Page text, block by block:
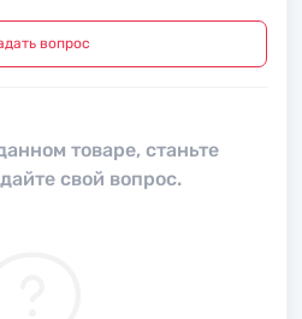
вопрос
товаре, станьте
свой вопрос.